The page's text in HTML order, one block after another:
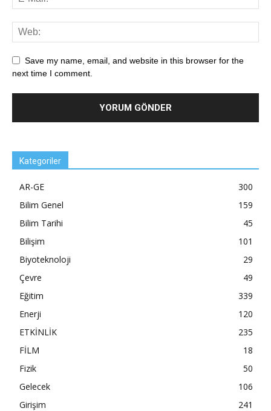
Save my name, email, and website in this browser for the
next time I comment.
Kategoriler
AR-GE
300
Bilim Genel
159
Bilim Tarihi
45
Bilişim
101
Biyoteknoloji
29
Çevre
49
Eğitim
339
Enerji
120
ETKİNLİK
235
FİLM
18
Fizik
50
Gelecek
106
Girişim
241